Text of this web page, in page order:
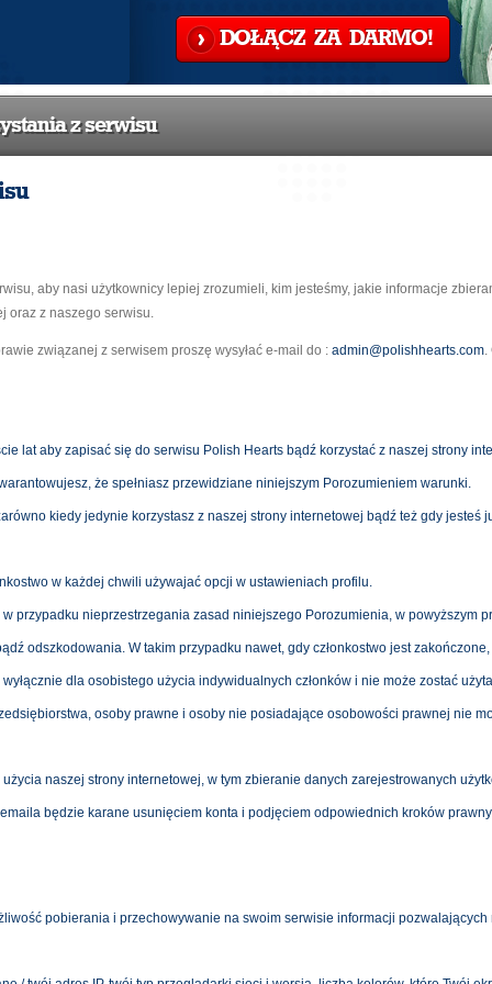
DOŁĄCZ ZA DARMO!
z serwisu
aby nasi użytkownicy lepiej zrozumieli, kim jesteśmy, jakie informacje
oraz z naszego serwisu.
związanej z serwisem proszę wysyłać e-mail do : admin@polishhearts.com.
lat aby zapisać się do serwisu Polish Hearts bądź korzystać z naszej strony
że spełniasz przewidziane niniejszym Porozumieniem warunki.
kiedy jedynie korzystasz z naszej strony internetowej bądź też gdy jesteś
w każdej chwili używajać opcji w ustawieniach profilu.
przypadku nieprzestrzegania zasad niniejszego Porozumienia, w powyższym
odszkodowania. W takim przypadku nawet, gdy członkostwo jest
dla osobistego użycia indywidualnych członków i nie może zostać
osoby prawne i osoby nie posiadające osobowości prawnej nie
naszej strony internetowej, w tym zbieranie danych zarejestrowanych
będzie karane usunięciem konta i podjęciem odpowiednich kroków
pobierania i przechowywanie na swoim serwisie informacji